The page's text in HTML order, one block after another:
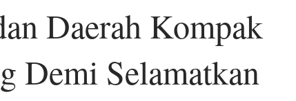
Daerah Kompak
Demi Selamatkan